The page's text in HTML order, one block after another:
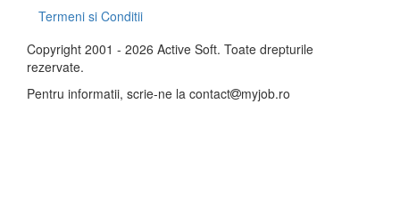
Termeni si Conditii
Copyright 2001 - 2026 Active Soft. Toate drepturile
rezervate.
Pentru informatii, scrie-ne la contact myjob.ro